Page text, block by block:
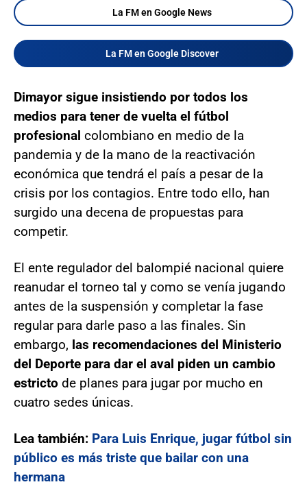
La FM en Google News
La FM en Google Discover
Dimayor sigue insistiendo por todos los
medios para tener de vuelta el fútbol
profesional colombiano en medio de la
pandemia y de la mano de la reactivación
económica que tendrá el país a pesar de la
crisis por los contagios. Entre todo ello, han
surgido una decena de propuestas para
competir.
El ente regulador del balompié nacional quiere
reanudar el torneo tal y como se venía jugando
antes de la suspensión y completar la fase
regular para darle paso a las finales. Sin
embargo, las recomendaciones del Ministerio
del Deporte para dar el aval piden un cambio
estricto de planes para jugar por mucho en
cuatro sedes únicas.
Lea también: Para Luis Enrique, jugar fútbol sin
público es más triste que bailar con una
hermana